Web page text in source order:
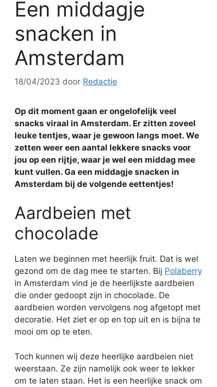
Een middagje
snacken in
Amsterdam
18/04/2023 door Redactie
Op dit moment gaan er ongelofelijk veel
snacks viraal in Amsterdam. Er zitten zoveel
leuke tentjes, waar je gewoon langs moet. We
zetten weer een aantal lekkere snacks voor
jou op een rijtje, waar je wel een middag mee
kunt vullen. Ga een middagje snacken in
Amsterdam bij de volgende eettentjes!
Aardbeien met
chocolade
Laten we beginnen met heerlijk fruit. Dat is wel
gezond om de dag mee te starten. Bij Polaberry
in Amsterdam vind je de heerlijkste aardbeien
die onder gedoopt zijn in chocolade. De
aardbeien worden vervolgens nog afgetopt met
decoratie. Het ziet er op en top uit en is bijna te
mooi om op te eten.
Toch kunnen wij deze heerlijke aardbeien niet
weerstaan. Ze zijn namelijk ook weer te lekker
om te laten staan. Het is een heerlijke snack om